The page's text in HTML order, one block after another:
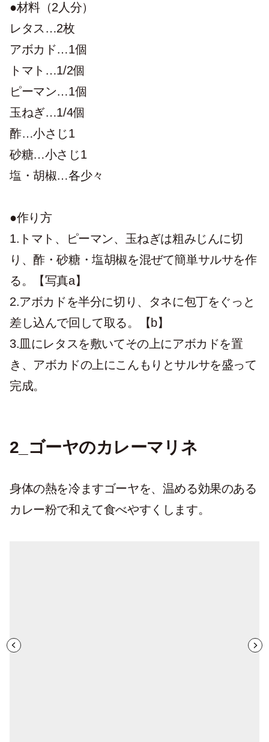
●材料（2人分）
レタス…2枚
アボカド…1個
トマト…1/2個
ピーマン…1個
玉ねぎ…1/4個
酢…小さじ1
砂糖…小さじ1
塩・胡椒…各少々
●作り方
1.トマト、ピーマン、玉ねぎは粗みじんに切
り、酢・砂糖・塩胡椒を混ぜて簡単サルサを作
る。【写真a】
2.アボカドを半分に切り、タネに包丁をぐっと
差し込んで回して取る。【b】
3.皿にレタスを敷いてその上にアボカドを置
き、アボカドの上にこんもりとサルサを盛って
完成。
2_ゴーヤのカレーマリネ
身体の熱を冷ますゴーヤを、温める効果のある
カレー粉で和えて食べやすくします。